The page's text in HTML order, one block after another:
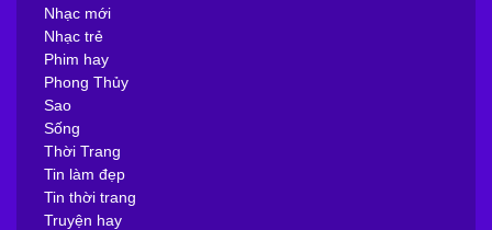
Nhạc mới
Nhạc trẻ
Phim hay
Phong Thủy
Sao
Sống
Thời Trang
Tin làm đẹp
Tin thời trang
Truyện hay